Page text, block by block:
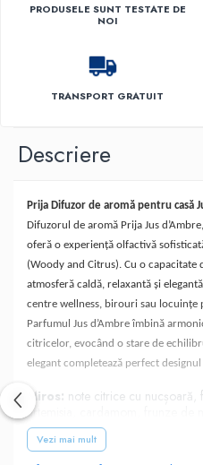
PRODUSELE SUNT TESTATE DE
NOI
TRANSPORT GRATUIT
Descriere
Prija Difuzor de aromă pentru casă
Difuzorul de aromă Prija Jus
oferă o experiență olfactivă
(Woody and Citrus). Cu o capacitate
atmosferă caldă, relaxantă și
centre wellness, birouri sau locuințe
Parfumul Jus d’Ambre îmbină
citricelor, evocând o stare de
elegant completează perfect
Miros: note citrice cu
artemisia, cardamom, frunze de
scorțișoară, note de
Vezi mai mult